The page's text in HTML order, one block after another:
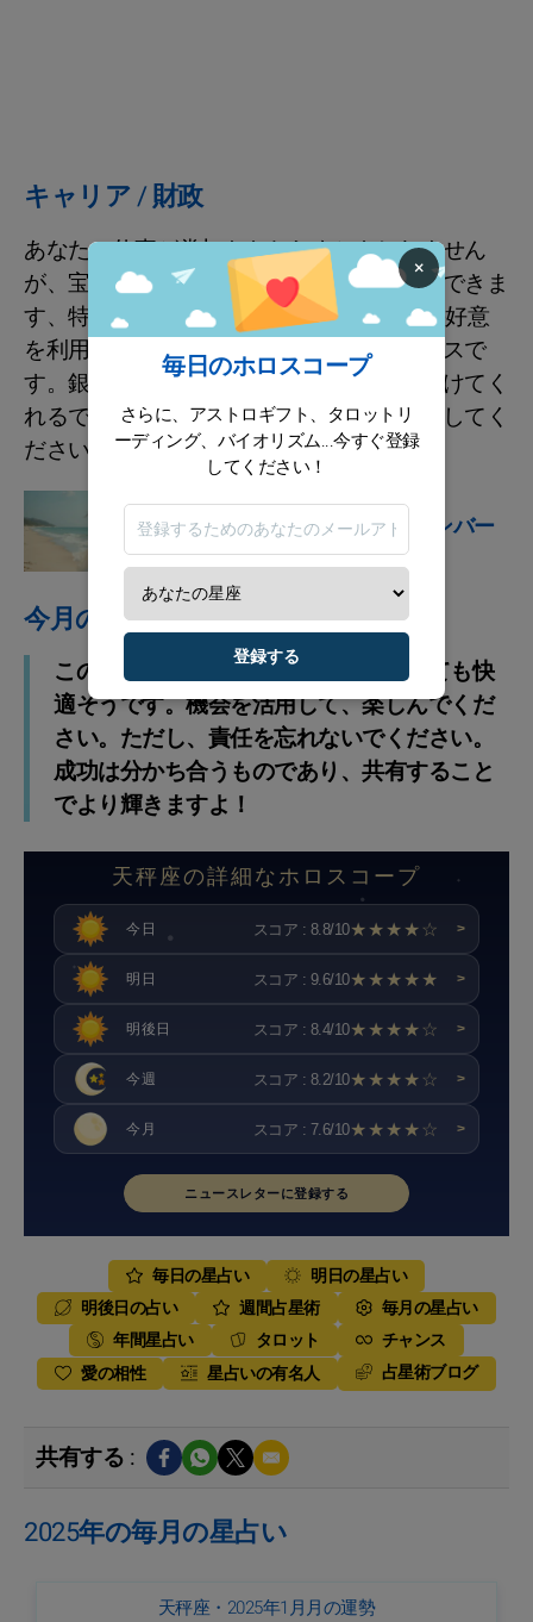
キャリア / 財政
あなたの仕事が賞与をもたらすかもしれません
が、宝くじを買って大当たりを狙うこともできま
す、特に18日まで。この月中は他人からの好意
を利用して自分の資産を着実に築くチャンスで
す。銀行家や雇用主はあなたの話に耳を傾けてく
れるでしょう。あなたの魅力を存分に活かしてく
ださい！
占星術の兆候
2026年のパーソナルナンバー
を計算する
今月のアドバイス
この冬の月はあなたの星座にとってとても快
適そうです。機会を活用して、楽しんでくだ
さい。ただし、責任を忘れないでください。
成功は分かち合うものであり、共有すること
でより輝きますよ！
天秤座の詳細なホロスコープ
今日 スコア : 8.8/10★★★★☆ >
明日 スコア : 9.6/10★★★★★ >
明後日 スコア : 8.4/10★★★★☆ >
今週 スコア : 8.2/10★★★★☆ >
今月 スコア : 7.6/10★★★★☆ >
ニュースレターに登録する
毎日の星占い
明日の星占い
明後日の占い
週間占星術
毎月の星占い
年間星占い
タロット
チャンス
愛の相性
星占いの有名人 占星術ブログ
共有する :
2025年の毎月の星占い
天秤座・2025年1月月の運勢
×
毎日のホロスコープ
さらに、アストロギフト、タロットリ
ーディング、バイオリズム...今すぐ登録
してください！
登録する